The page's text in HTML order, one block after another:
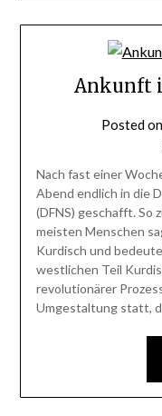
Ankunft
Posted on
Nach fast einer
Abend endlich in die
(DFNS) geschafft. So
meisten Menschen
Kurdisch und
westlichen Teil
revolutionärer
Umgestaltung statt,